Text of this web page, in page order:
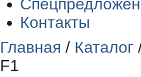
Контакты
Главная / Каталог
F1